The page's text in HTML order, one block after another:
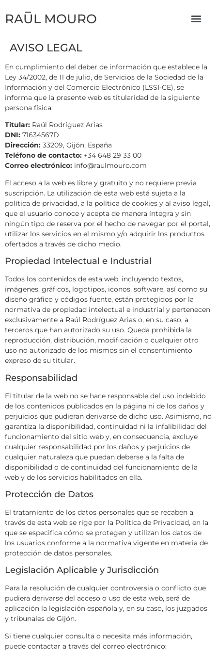
RAUL MOURO
AVISO LEGAL
En cumplimiento del deber de información que establece la
Ley 34/2002, de 11 de julio, de Servicios de la Sociedad de la
Información y del Comercio Electrónico (LSSI-CE), se
informa que la presente web es titularidad de la siguiente
persona física:
Titular: Raúl Rodríguez Arias
DNI: 71634567D
Dirección: 33209, Gijón, España
Teléfono de contacto: +34 648 29 33 00
Correo electrónico: info@raulmouro.com
El acceso a la web es libre y gratuito y no requiere previa
suscripción. La utilización de esta web está sujeta a la
política de privacidad, a la política de cookies y al aviso legal,
que el usuario conoce y acepta de manera íntegra y sin
ningún tipo de reserva por el hecho de navegar por el portal,
utilizar los servicios en el mismo y/o adquirir los productos
ofertados a través de dicho medio.
Propiedad Intelectual e Industrial
Todos los contenidos de esta web, incluyendo textos,
imágenes, gráficos, logotipos, iconos, software, así como su
diseño gráfico y códigos fuente, están protegidos por la
normativa de propiedad intelectual e industrial y pertenecen
exclusivamente a Raúl Rodríguez Arias o, en su caso, a
terceros que han autorizado su uso. Queda prohibida la
reproducción, distribución, modificación o cualquier otro
uso no autorizado de los mismos sin el consentimiento
expreso de su titular.
Responsabilidad
El titular de la web no se hace responsable del uso indebido
de los contenidos publicados en la página ni de los daños y
perjuicios que pudieran derivarse de dicho uso. Asimismo, no
garantiza la disponibilidad, continuidad ni la infalibilidad del
funcionamiento del sitio web y, en consecuencia, excluye
cualquier responsabilidad por los daños y perjuicios de
cualquier naturaleza que puedan deberse a la falta de
disponibilidad o de continuidad del funcionamiento de la
web y de los servicios habilitados en ella.
Protección de Datos
El tratamiento de los datos personales que se recaben a
través de esta web se rige por la Política de Privacidad, en la
que se especifica cómo se protegen y utilizan los datos de
los usuarios conforme a la normativa vigente en materia de
protección de datos personales.
Legislación Aplicable y Jurisdicción
Para la resolución de cualquier controversia o conflicto que
pudiera derivarse del acceso o uso de esta web, será de
aplicación la legislación española y, en su caso, los juzgados
y tribunales de Gijón.
Si tiene cualquier consulta o necesita más información,
puede contactar a través del correo electrónico: